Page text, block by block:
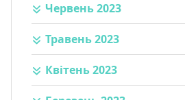
Червень 2023
Травень 2023
Квітень 2023